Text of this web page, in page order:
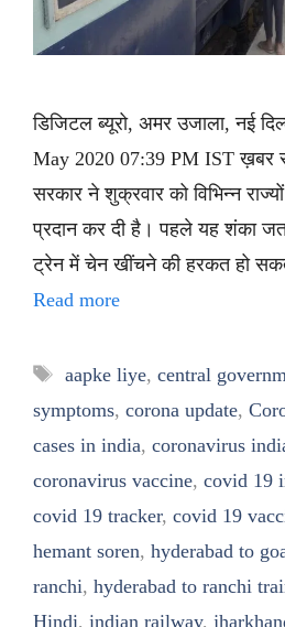
डिजिटल ब्यूरो, अमर उजाला, नई
May 2020 07:39 PM IST
सरकार ने शुक्रवार को विभिन्न
प्रदान कर दी है। पहले यह शंका
ट्रेन में चेन खींचने की हरकत हो
Read more
Tags
aapke liye, central
symptoms, corona update,
cases in india, coronavirus
coronavirus vaccine, covid 19
covid 19 tracker, covid 19
hemant soren, hyderabad to
ranchi, hyderabad to ranchi
Hindi, indian railway,